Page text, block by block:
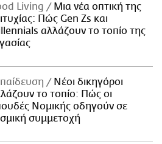
Living
Μια νέα οπτική της
Πώς Gen Zs και
αλλάζουν το τοπίο της
Νέοι δικηγόροι
το τοπίο: Πώς οι
Νομικής οδηγούν σε
συμμετοχή